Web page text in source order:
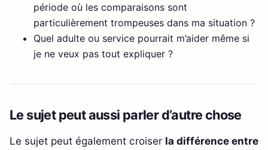
période où les comparaisons sont
particulièrement trompeuses dans ma situation ?
Quel adulte ou service pourrait m’aider même si
je ne veux pas tout expliquer ?
Le sujet peut aussi parler d’autre chose
Le sujet peut également croiser la différence entre